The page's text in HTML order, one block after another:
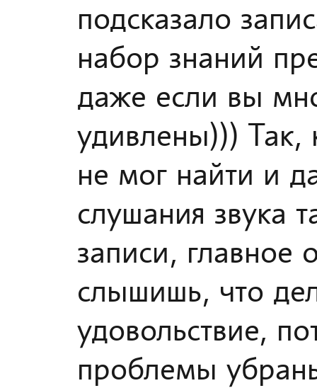
подсказало
набор знаний
даже если вы
удивлены))) Так,
не мог найти и
слушания звука
записи, главное
слышишь, что
удовольствие,
проблемы